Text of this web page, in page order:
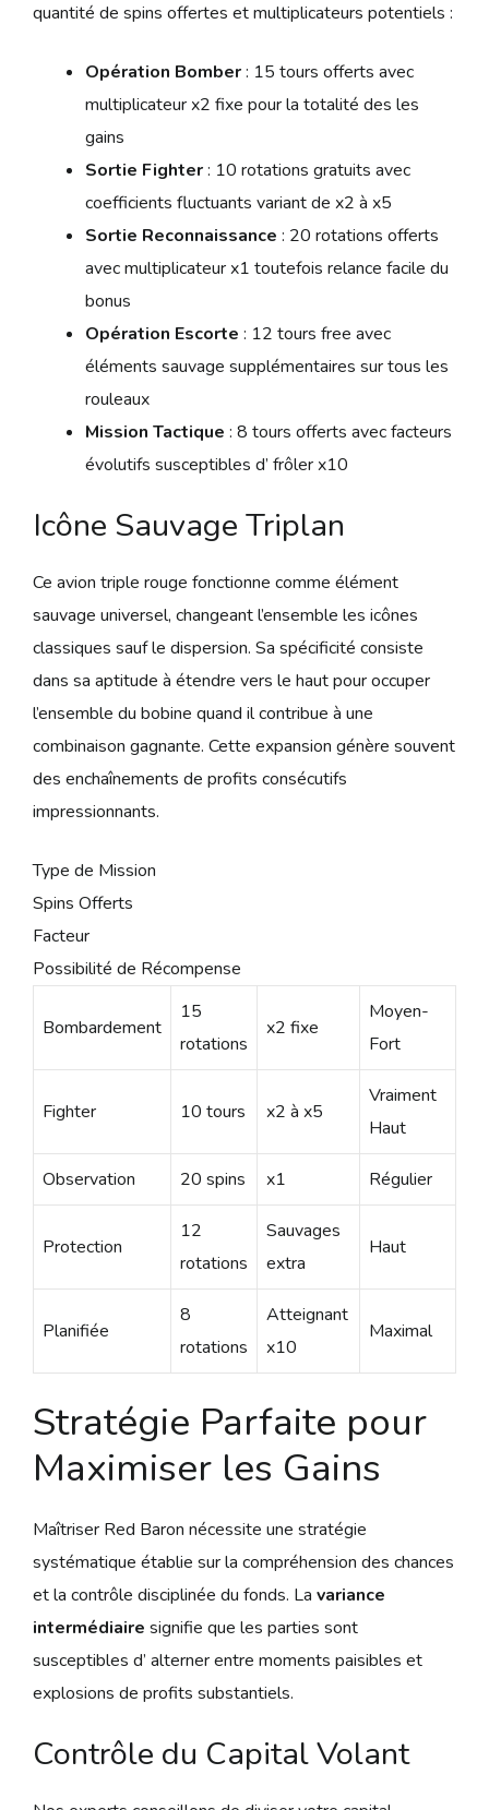
quantité de spins offertes et multiplicateurs potentiels :
Opération Bomber: 15 tours offerts avec
multiplicateur x2 fixe pour la totalité des les
gains
Sortie Fighter: 10 rotations gratuits avec
coefficients fluctuants variant de x2 à x5
Sortie Reconnaissance : 20 rotations offerts
avec multiplicateur x1 toutefois relance facile du
bonus
Opération Escorte : 12 tours free avec
éléments sauvage supplémentaires sur tous les
rouleaux
Mission Tactique : 8 tours offerts avec facteurs
évolutifs susceptibles d’ frôler x10
Icône Sauvage Triplan
Ce avion triple rouge fonctionne comme élément
sauvage universel, changeant l’ensemble les icônes
classiques sauf le dispersion. Sa spécificité consiste
dans sa aptitude à étendre vers le haut pour occuper
l’ensemble du bobine quand il contribue à une
combinaison gagnante. Cette expansion génère souvent
des enchaînements de profits consécutifs
impressionnants.
Type de Mission
Spins Offerts
Facteur
Possibilité de Récompense
Bombardement
15
rotations
x2 fixe
Moyen-
Fort
Fighter 10 tours x2 à x5
Vraiment
Haut
Observation 20 spins x1 Régulier
Protection
12
rotations
Sauvages
extra
Haut
Planifiée
8
rotations
Atteignant
x10
Maximal
Stratégie Parfaite pour
Maximiser les Gains
Maîtriser Red Baron nécessite une stratégie
systématique établie sur la compréhension des chances
et la contrôle disciplinée du fonds. La variance
intermédiaire signifie que les parties sont
susceptibles d’ alterner entre moments paisibles et
explosions de profits substantiels.
Contrôle du Capital Volant